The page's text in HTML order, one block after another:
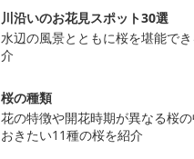
川沿いのお花見スポット30選
水辺の風景とともに桜を堪能で
介
桜の種類
花の特徴や開花時期が異なる桜
おきたい11種の桜を紹介